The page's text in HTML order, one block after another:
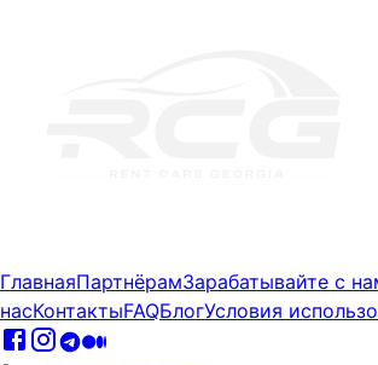
ГлавнаяПартнёрамЗарабатывайте с
насКонтактыFAQБлогУсловия